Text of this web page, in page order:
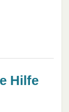
Hilfe